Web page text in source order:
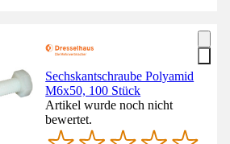
Sechskantschraube Polyamid
M6x50, 100 Stück
Artikel wurde noch nicht
bewertet.